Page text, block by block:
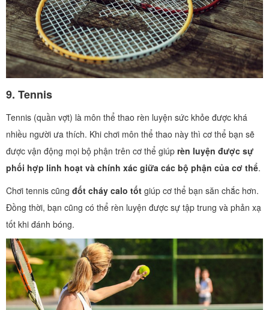
9. Tennis
Tennis (quần vợt) là môn thể thao rèn luyện sức khỏe được khá
nhiều người ưa thích. Khi chơi môn thể thao này thì cơ thể bạn sẽ
được vận động mọi bộ phận trên cơ thể giúp rèn luyện được sự
phối hợp linh hoạt và chính xác giữa các bộ phận của cơ thể.
Chơi tennis cũng đốt cháy calo tốt giúp cơ thể bạn săn chắc hơn.
Đồng thời, bạn cũng có thể rèn luyện được sự tập trung và phản xạ
tốt khi đánh bóng.